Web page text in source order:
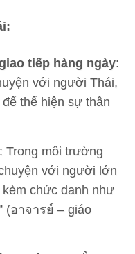
tiếp hàng ngày:
với người Thái,
thể hiện sự thân
: Trong môi trường
với người lớn
chức danh như
(อาจารย์ – giáo